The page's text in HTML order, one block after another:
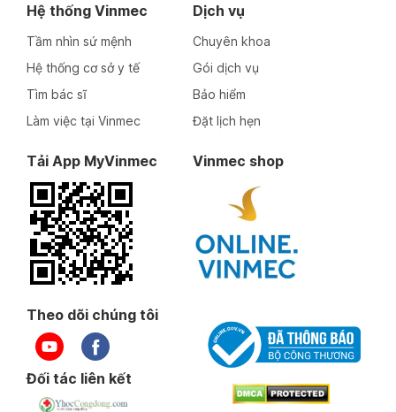
Hệ thống Vinmec
Tầm nhìn sứ mệnh
Hệ thống cơ sở y tế
Tìm bác sĩ
Làm việc tại Vinmec
Dịch vụ
Chuyên khoa
Gói dịch vụ
Bảo hiểm
Đặt lịch hẹn
Tải App MyVinmec Vinmec shop
Theo dõi chúng tôi
Đối tác liên kết